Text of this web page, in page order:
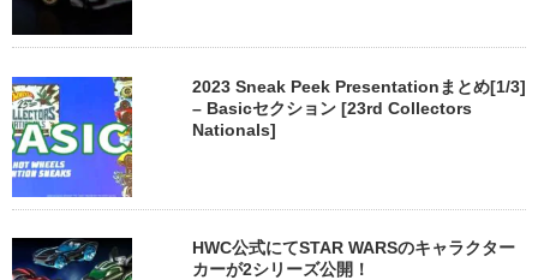
2023 Sneak Peek Presentationまとめ[1/3]
– Basicセクション [23rd Collectors
Nationals]
HWC公式にてSTAR WARSのキャラクター
カーが2シリーズ公開！